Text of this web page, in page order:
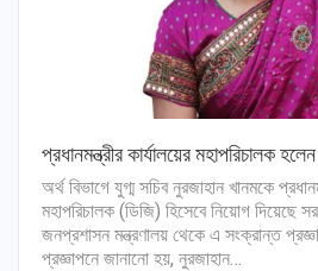
প্রধানমন্ত্রীর কার্যালয়ের মহাপরিচালক
অর্থ বিভাগে যুগ্ম সচিব নুরজাহান খানমকে
মহাপরিচালক (ডিজি) হিসেবে নিয়োগ দিয়েছে
জনপ্রশাসন মন্ত্রণালয় থেকে এ সংক্রান্ত
প্রজ্ঞাপনে জানানো হয়, নুরজাহান…